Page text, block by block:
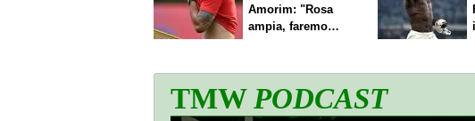
Amorim: "Rosa
ampia, faremo
TMWPODCAST